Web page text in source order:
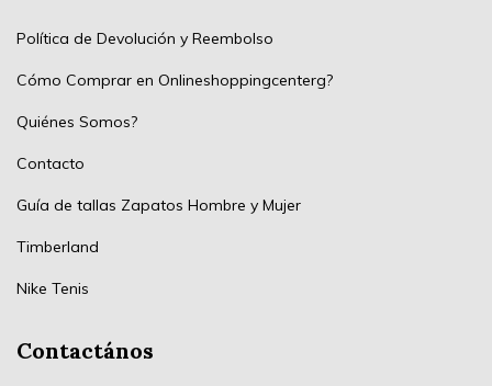
Política de Devolución y Reembolso
Cómo Comprar en Onlineshoppingcenterg?
Quiénes Somos?
Contacto
Guía de tallas Zapatos Hombre y Mujer
Timberland
Nike Tenis
Contactános